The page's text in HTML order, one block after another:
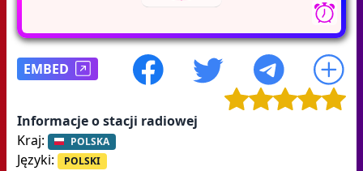
EMBED
Informacje o stacji radiowej
Kraj:
POLSKA
Języki: POLSKI